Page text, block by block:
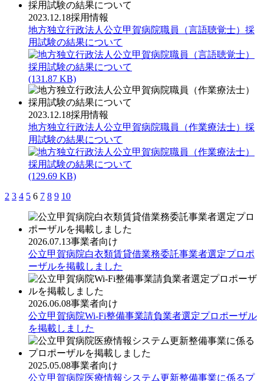
2023.12.18採用情報
地方独立行政法人公立甲賀病院職員（言語聴覚士）採
用試験の結果について
(131.87 KB)
2023.12.18採用情報
地方独立行政法人公立甲賀病院職員（作業療法士）採
用試験の結果について
(129.69 KB)
2 3 4 5 6 7 8 9 10
2026.07.13事業者向け
公立甲賀病院白衣類賃貸借業務委託事業者選定プロポ
ーザルを掲載しました
2026.06.08事業者向け
公立甲賀病院Wi-Fi整備事業請負業者選定プロポーザル
を掲載しました
2025.05.08事業者向け
公立甲賀病院医療情報システム更新整備事業に係るプ